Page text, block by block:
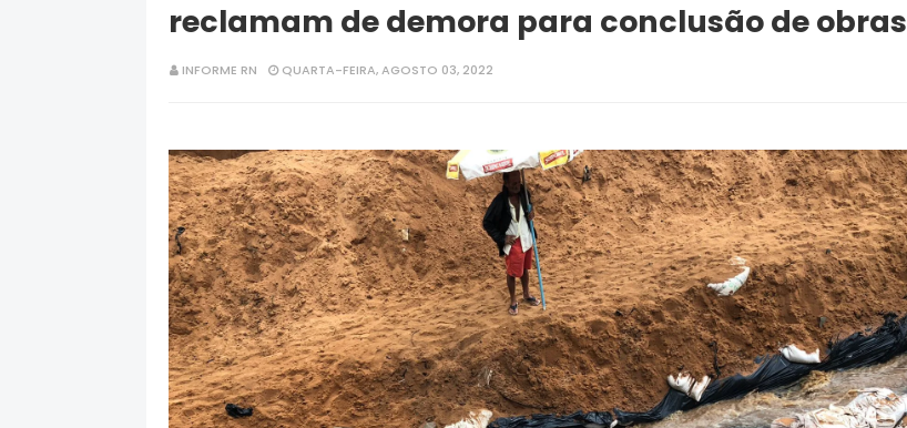
reclamam de demora para conclusão de obras
INFORME RN QUARTA-FEIRA, AGOSTO 03, 2022